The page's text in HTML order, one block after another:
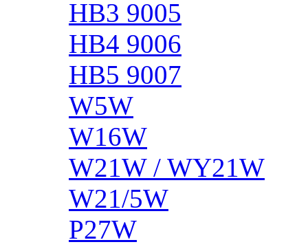
HB3 9005
HB4 9006
HB5 9007
W5W
W16W
W21W / WY21W
W21/5W
P27W